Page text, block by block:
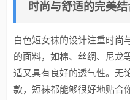
时尚与舒适的完美结
白色短女袜的设计注重时尚
的面料，如棉、丝绸、尼龙
适又具有良好的透气性。无
款，短袜都能够很好地贴合